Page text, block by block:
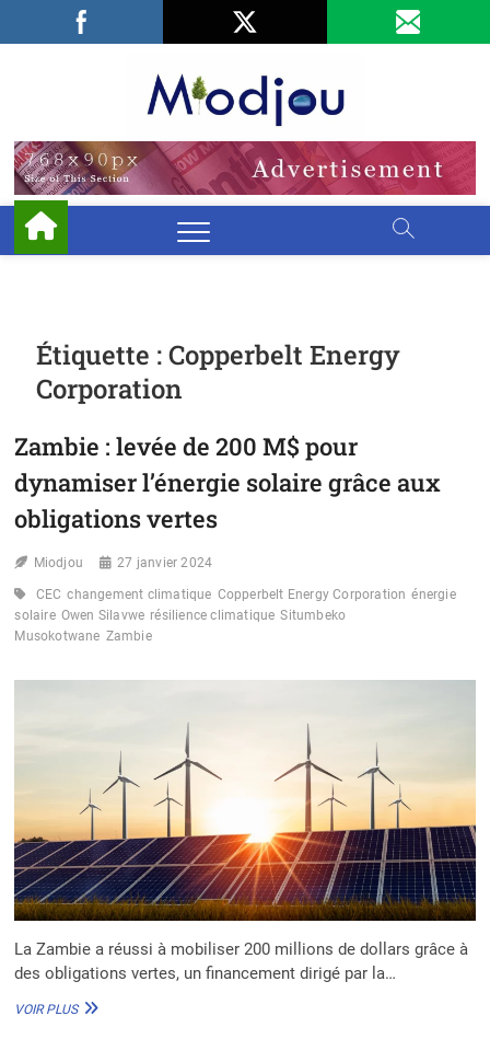
Facebook
LinkedIn
Étiquette :Copperbelt Energy
Corporation
Zambie : levée de 200 M$ pour
dynamiser l’énergie solaire grâce aux
obligations vertes
Miodjou 27 janvier 2024
CEC changement climatique Copperbelt Energy Corporation énergie
solaire Owen Silavwe résilience climatique Situmbeko
Musokotwane Zambie
La Zambie a réussi à mobiliser 200 millions de dollars grâce à
des obligations vertes, un financement dirigé par la…
VOIR PLUSZAMBIE